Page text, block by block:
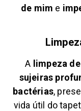
de mim e
A limpeza
sujeiras
bactérias,
vida útil do